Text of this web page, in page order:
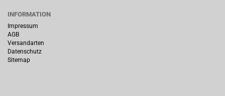
INFORMATION
Impressum
AGB
Versandarten
Datenschutz
Sitemap